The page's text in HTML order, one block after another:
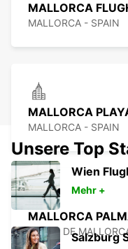
MALLORCA
MALLORCA - SPAIN
MALLORCA
MALLORCA - SPAIN
MALLORCA
PALMA DE
Unsere Top
Wien
Mehr +
Salzburg